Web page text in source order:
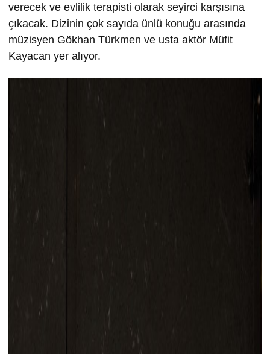
verecek ve evlilik terapisti olarak seyirci karşısına
çıkacak. Dizinin çok sayıda ünlü konuğu arasında
müzisyen Gökhan Türkmen ve usta aktör Müfit
Kayacan yer alıyor.